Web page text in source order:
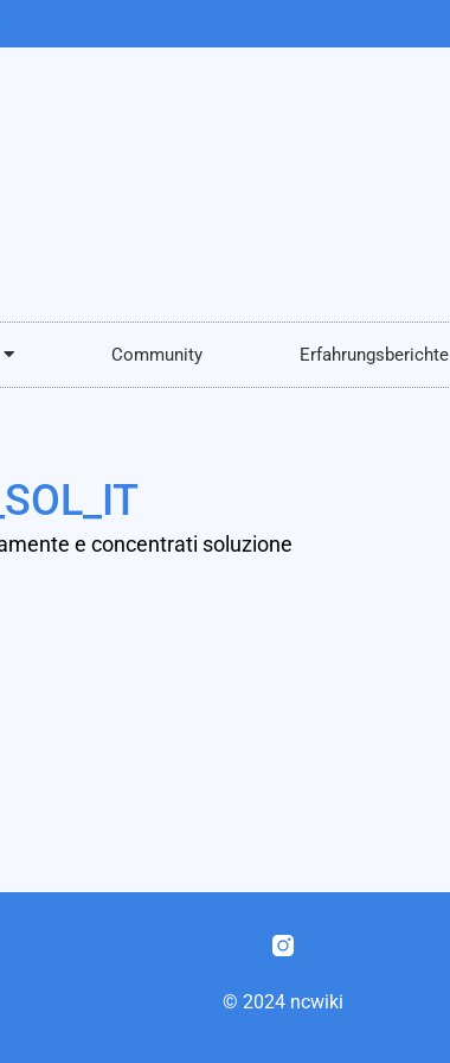
Community Erfahrungsberichte
e concentrati soluzione
© 2024 ncwiki